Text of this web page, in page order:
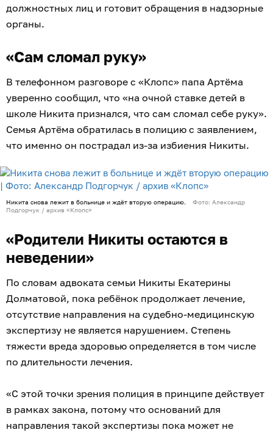
должностных лиц и готовит обращения в надзорные
органы.
«Сам сломал руку»
В телефонном разговоре с «Клопс» папа Артёма
уверенно сообщил, что «на очной ставке детей в
школе Никита признался, что сам сломал себе руку».
Семья Артёма обратилась в полицию с заявлением,
что именно он пострадал из-за избиения Никиты.
Никита снова лежит в больнице и ждёт вторую операцию.
Фото: Александр
Подгорчук / архив «Клопс»
«Родители Никиты остаются в
неведении»
По словам адвоката семьи Никиты Екатерины
Долматовой, пока ребёнок продолжает лечение,
отсутствие направления на судебно-медицинскую
экспертизу не является нарушением. Степень
тяжести вреда здоровью определяется в том числе
по длительности лечения.
«С этой точки зрения полиция в принципе действует
в рамках закона, потому что оснований для
направления такой экспертизы пока может не